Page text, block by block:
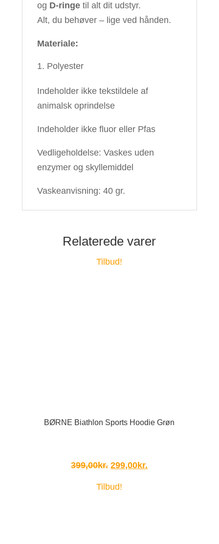
og D-ringetil alt dit udstyr.
Alt, du behøver – lige ved hånden.
Materiale:
Polyester
Indeholder ikke tekstildele af
animalsk oprindelse
Indeholder ikke fluor eller Pfas
Vedligeholdelse: Vaskes uden
enzymer og skyllemiddel
Vaskeanvisning: 40 gr.
Relaterede varer
Tilbud!
BØRNE Biathlon Sports Hoodie Grøn
399,00kr. Den
pris
299,00kr.
Tilbud!